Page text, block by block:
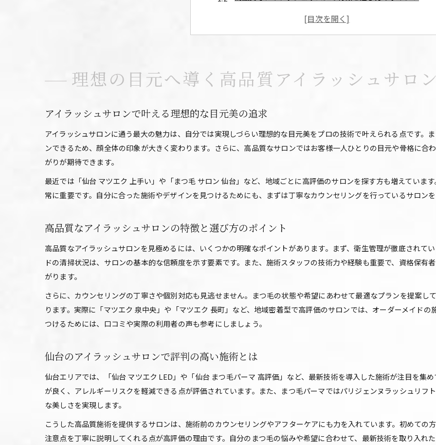
仙台のアイラッシュサロンで評判の高い施術とは
アイラッシュサロン選びで重視するべきポイント
アイラッシュサロンの技術力を見抜く方法
LEDマツエクなど最新施術のアイラッシュサロン事情
高品質なアイラッシュサロンが選ばれるポイント
自分に合うアイラッシュサロンの見極め方
アイラッシュサロンで希望を叶えるための相談術
自然で美しいまつ毛を叶える技術の魅力
パリジェンヌとまつ毛パーマの違いをアイラッシュサロンで
アイラッシュサロンで叶えるナチュラルなまつ毛美
理想の目元へ導く高品質アイラッシュサロ
アイラッシュサロンで叶える理想的な目元美の追求
アイラッシュサロンに通う最大の魅力は、自分では実現しづらい理想的な目元美をプロの技術で叶えられる点です。
ンできるため、顔全体の印象が大きく変わります。さらに、高品質なサロンではお客様一人ひとりの目元や骨格に合
がりが期待できます。
最近では「仙台 マツエク 上手い」や「まつ毛 サロン 仙台」など、地域ごとに高評価のサロンを探す方も増えていま
常に重要です。自分に合った施術やデザインを見つけるためにも、まずは丁寧なカウンセリングを行っているサロン
高品質なアイラッシュサロンの特徴と選び方のポイント
高品質なアイラッシュサロンを見極めるには、いくつかの明確なポイントがあります。まず、衛生管理が徹底されて
ドの清掃状況は、サロンの基本的な信頼度を示す要素です。また、施術スタッフの技術力や経験も重要で、資格保有
がります。
さらに、カウンセリングの丁寧さや個別対応も見逃せません。まつ毛の状態や希望にあわせて最適なプランを提案し
ります。実際に「マツエク 泉中央」や「マツエク 長町」など、地域密着型で高評価のサロンでは、オーダーメイド
つけるためには、口コミや実際の利用者の声も参考にしましょう。
仙台のアイラッシュサロンで評判の高い施術とは
仙台エリアでは、「仙台 マツエク LED」や「仙台 まつ毛パーマ 高評価」など、最新技術を導入した施術が注目を集
が良く、アレルギーリスクを軽減できる点が評価されています。また、まつ毛パーマではパリジェンヌラッシュリフ
な美しさを実現します。
こうした高品質施術を提供するサロンは、施術前のカウンセリングやアフターケアにも力を入れています。初めての
注意点を丁寧に説明してくれる点が高評価の理由です。自分のまつ毛の悩みや希望に合わせて、最新技術を取り入れ